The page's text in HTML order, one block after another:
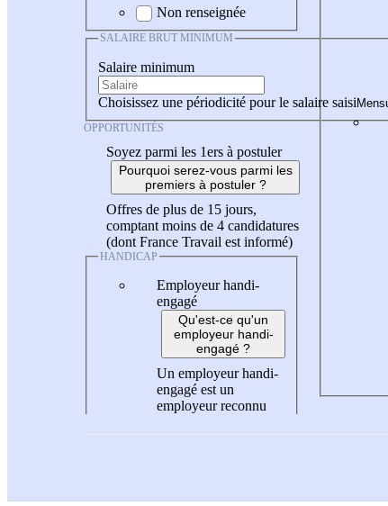
Non renseignée
SALAIRE BRUT MINIMUM
Salaire minimum
Choisissez une périodicité pour le salaire saisi
OPPORTUNITÉS
Soyez parmi les 1ers à postuler
Pourquoi serez-vous parmi les
premiers à postuler ?
Offres de plus de 15 jours,
comptant moins de 4 candidatures
(dont France Travail est informé)
HANDICAP
Employeur handi-
engagé
Qu'est-ce qu'un
employeur handi-
engagé ?
Un employeur handi-
engagé est un
employeur reconnu